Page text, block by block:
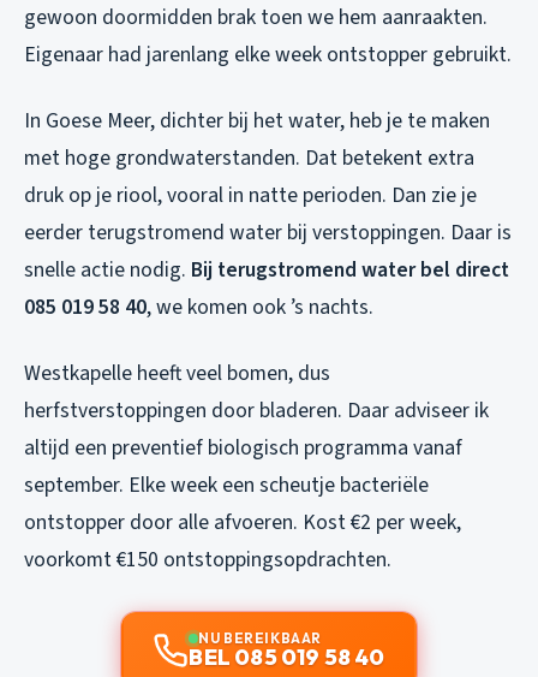
gewoon doormidden brak toen we hem aanraakten.
Eigenaar had jarenlang elke week ontstopper gebruikt.
In Goese Meer, dichter bij het water, heb je te maken
met hoge grondwaterstanden. Dat betekent extra
druk op je riool, vooral in natte perioden. Dan zie je
eerder terugstromend water bij verstoppingen. Daar is
snelle actie nodig. Bij terugstromend water bel direct
085 019 58 40, we komen ook ’s nachts.
Westkapelle heeft veel bomen, dus
herfstverstoppingen door bladeren. Daar adviseer ik
altijd een preventief biologisch programma vanaf
september. Elke week een scheutje bacteriële
ontstopper door alle afvoeren. Kost €2 per week,
voorkomt €150 ontstoppingsopdrachten.
NU BEREIKBAAR
BEL 085 019 58 40